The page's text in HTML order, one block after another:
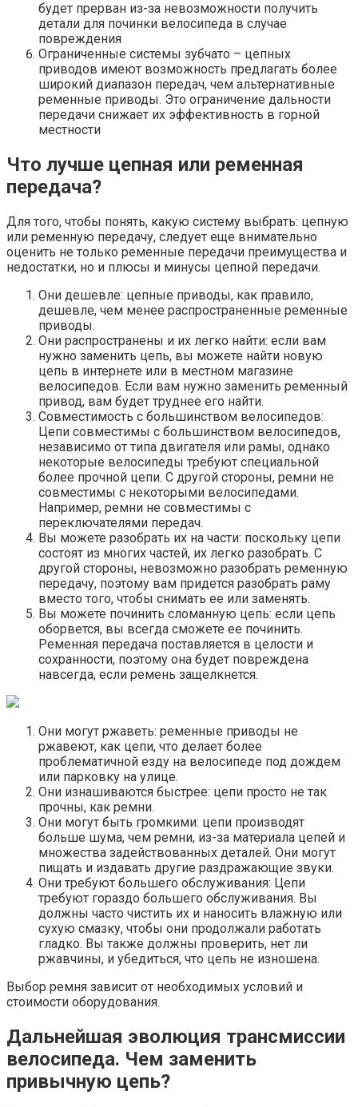
будет прерван из-за невозможности получить
детали для починки велосипеда в случае
повреждения
Ограниченные системы зубчато – цепных
приводов имеют возможность предлагать более
широкий диапазон передач, чем альтернативные
ременные приводы. Это ограничение дальности
передачи снижает их эффективность в горной
местности
Что лучше цепная или ременная
передача?
Для того, чтобы понять, какую систему выбрать: цепную
или ременную передачу, следует еще внимательно
оценить не только ременные передачи преимущества и
недостатки, но и плюсы и минусы цепной передачи.
Они дешевле: цепные приводы, как правило,
дешевле, чем менее распространенные ременные
приводы.
Они распространены и их легко найти: если вам
нужно заменить цепь, вы можете найти новую
цепь в интернете или в местном магазине
велосипедов. Если вам нужно заменить ременный
привод, вам будет труднее его найти.
Совместимость с большинством велосипедов:
Цепи совместимы с большинством велосипедов,
независимо от типа двигателя или рамы, однако
некоторые велосипеды требуют специальной
более прочной цепи. С другой стороны, ремни не
совместимы с некоторыми велосипедами.
Например, ремни не совместимы с
переключателями передач.
Вы можете разобрать их на части: поскольку цепи
состоят из многих частей, их легко разобрать. С
другой стороны, невозможно разобрать ременную
передачу, поэтому вам придется разобрать раму
вместо того, чтобы снимать ее или заменять.
Вы можете починить сломанную цепь: если цепь
оборвется, вы всегда сможете ее починить.
Ременная передача поставляется в целости и
сохранности, поэтому она будет повреждена
навсегда, если ремень защелкнется.
Они могут ржаветь: ременные приводы не
ржавеют, как цепи, что делает более
проблематичной езду на велосипеде под дождем
или парковку на улице.
Они изнашиваются быстрее: цепи просто не так
прочны, как ремни.
Они могут быть громкими: цепи производят
больше шума, чем ремни, из-за материала цепей и
множества задействованных деталей. Они могут
пищать и издавать другие раздражающие звуки.
Они требуют большего обслуживания: Цепи
требуют гораздо большего обслуживания. Вы
должны часто чистить их и наносить влажную или
сухую смазку, чтобы они продолжали работать
гладко. Вы также должны проверить, нет ли
ржавчины, и убедиться, что цепь не изношена.
Выбор ремня зависит от необходимых условий и
стоимости оборудования.
Дальнейшая эволюция трансмиссии
велосипеда. Чем заменить
привычную цепь?